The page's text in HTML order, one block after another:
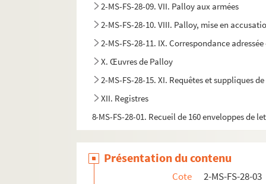
2-MS-FS-28-09. VII. Palloy aux armées
2-MS-FS-28-10. VIII. Palloy, mise en
2-MS-FS-28-11. IX. Correspondance
X. Œuvres de Palloy
2-MS-FS-28-15. XI. Requêtes et suppliques
XII. Registres
8-MS-FS-28-01. Recueil de 160 enveloppes de
Présentation du contenu
Cote
2-MS-FS-28-03